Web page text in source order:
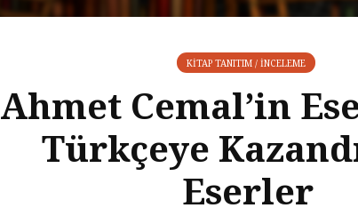
KITAP TANITIM / İNCELEME
Ahmet Cemal’in
Türkçeye
Eserler